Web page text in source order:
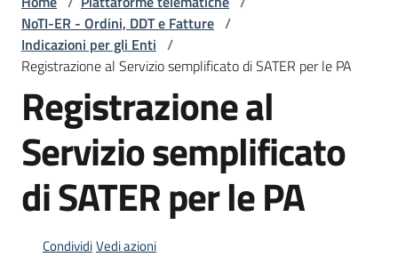
L'Agenzia
Bandi
strumenti
di
acquisto
NoTI-ER - Ordini, DDT e Fatture /
Indicazioni per gli Enti /
Registrazione al Servizio semplificato di SATER per le PA
Registrazione al
Servizio semplificato
di SATER per le PA
CondividiVedi azioni